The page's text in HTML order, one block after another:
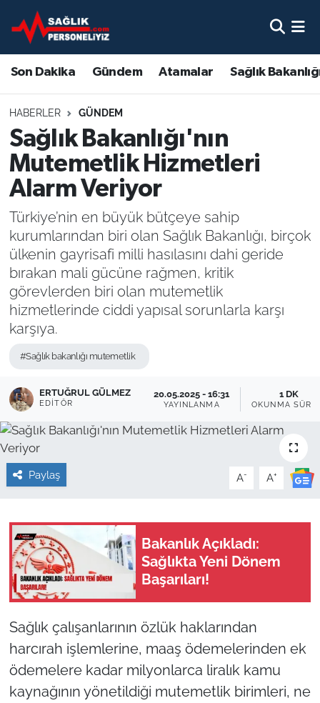
Son Dakika Gündem Atamalar Sağlık
HABERLER GÜNDEM
Sağlık Bakanlığı'nın
Mutemetlik Hizmetleri
Alarm Veriyor
Türkiye’nin en büyük bütçeye sahip
kurumlarından biri olan Sağlık Bakanlığı, birçok
ülkenin gayrisafi milli hasılasını dahi geride
bırakan mali gücüne rağmen, kritik
görevlerden biri olan mutemetlik
hizmetlerinde ciddi yapısal sorunlarla karşı
karşıya.
#Sağlık bakanlığı mutemetlik
ERTUĞRUL GÜLMEZ
EDITÖR
20.05.2025 - 16:31
YAYINLANMA
1 DK
OKUNMA
Paylaş A- A+
Bakanlık Açıkladı:
Sağlıkta Yeni Dönem
Başarıları!
Sağlık çalışanlarının özlük haklarından
harcırah işlemlerine, maaş ödemelerinden ek
ödemelere kadar milyonlarca liralık kamu
kaynağının yönetildiği mutemetlik birimleri, ne
Son Dakika
Gündem
Atamalar
Sağlık Bakanlığı
Mevzuat
Sendika
Sağlık Personeli Alımı
Eğitim
Nöbetçi Eczaneler
Hava Durumu
Namaz Vakitleri
Trafik Durumu
Süper Lig Puan Durumu ve Fikstür
Tüm Manşetler
Son Dakika Haberleri
Haber Arşivi